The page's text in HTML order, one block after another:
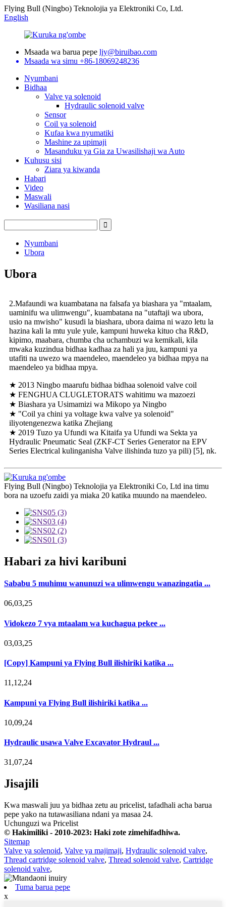
Flying Bull (Ningbo) Teknolojia ya Elektroniki Co, Ltd.
English
Msaada wa barua pepe ljy@biruibao.com
Msaada wa simu +86-18069248236
Nyumbani
Bidhaa
Valve ya solenoid
Hydraulic solenoid valve
Sensor
Coil ya solenoid
Kufaa kwa nyumatiki
Mashine za upimaji
Masanduku ya Gia za Uwasilishaji wa Auto
Kuhusu sisi
Ziara ya kiwanda
Habari
Video
Maswali
Wasiliana nasi
Nyumbani
Ubora
Ubora
2.Mafaundi wa kuambatana na falsafa ya biashara ya "mtaalam,
uaminifu wa ulimwengu", kuambatana na "utaftaji wa ubora,
usio na mwisho" kusudi la biashara, ubora daima ni wazo letu la
hazina kali la mtu yule yule, kampuni huweka kituo cha R&D,
kipimo, maabara, chumba cha uchambuzi wa kemikali, kila
mwaka kuzindua bidhaa kadhaa za hali ya juu, kampuni ya
utafiti na uwezo wa maendeleo, maendeleo ya bidhaa mpya na
maendeleo ya bidhaa mpya.
★ 2013 Ningbo maarufu bidhaa bidhaa solenoid valve coil
★ FENGHUA CLUGLETORATS wahitimu wa mazoezi
★ Biashara ya Usimamizi wa Mikopo ya Ningbo
★ "Coil ya chini ya voltage kwa valve ya solenoid"
iliyotengenezwa katika Zhejiang
★ 2019 Tuzo ya Ufundi wa Kitaifa ya Ufundi wa Sekta ya
Hydraulic Pneumatic Seal (ZKF-CT Series Generator na EPV
Series Electrical kulinganisha Valve ilishinda tuzo ya pili) [5], nk.
Flying Bull (Ningbo) Teknolojia ya Elektroniki Co, Ltd ina timu
bora na uzoefu zaidi ya miaka 20 katika muundo na maendeleo.
Habari za hivi karibuni
Sababu 5 muhimu wanunuzi wa ulimwengu wanazingatia ...
06,03,25
Vidokezo 7 vya mtaalam wa kuchagua pekee ...
03,03,25
[Copy] Kampuni ya Flying Bull ilishiriki katika ...
11,12,24
Kampuni ya Flying Bull ilishiriki katika ...
10,09,24
Hydraulic usawa Valve Excavator Hydraul ...
31,07,24
Jisajili
Kwa maswali juu ya bidhaa zetu au pricelist, tafadhali acha barua
pepe yako na tutawasiliana ndani ya masaa 24.
Uchunguzi wa Pricelist
© Hakimiliki - 2010-2023: Haki zote zimehifadhiwa.
Sitemap
Valve ya solenoid, Valve ya majimaji, Hydraulic solenoid valve,
Thread cartridge solenoid valve, Thread solenoid valve, Cartridge
solenoid valve,
Tuma barua pepe
x